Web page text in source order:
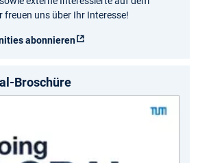
freuen uns über Ihr Interesse!
abonnieren
Broschüre